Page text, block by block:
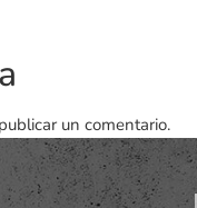
un comentario.